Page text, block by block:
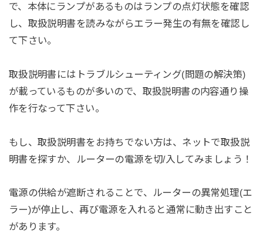
で、本体にランプがあるものはランプの点灯状態を確認
し、取扱説明書を読みながらエラー発生の有無を確認し
て下さい。
取扱説明書にはトラブルシューティング(問題の解決策)
が載っているものが多いので、取扱説明書の内容通り操
作を行なって下さい。
もし、取扱説明書をお持ちでない方は、ネットで取扱説
明書を探すか、ルーターの電源を切/入してみましょう！
電源の供給が遮断されることで、ルーターの異常処理(エ
ラー)が停止し、再び電源を入れると通常に動き出すこと
があります。